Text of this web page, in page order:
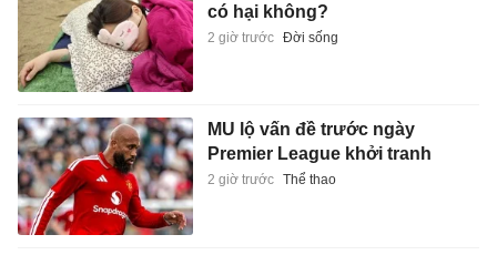
có hại không?
2 giờ trước Đời sống
MU lộ vấn đề trước ngày
Premier League khởi tranh
2 giờ trước Thể thao